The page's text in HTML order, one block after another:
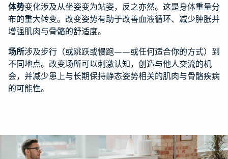
体势变化涉及从坐姿变为站姿，反之亦然。这是身体重量分
布的重大转变。改变姿势有助于改善血液循环、减少肿胀并
增强肌肉与骨骼的舒适度。
场所涉及步行（或跳跃或慢跑——或任何适合你的方式）到
不同地点。改变场所可以刺激认知，创造与他人交流的机
会，并减少患上与长期保持静态姿势相关的肌肉与骨骼疾病
的可能性。